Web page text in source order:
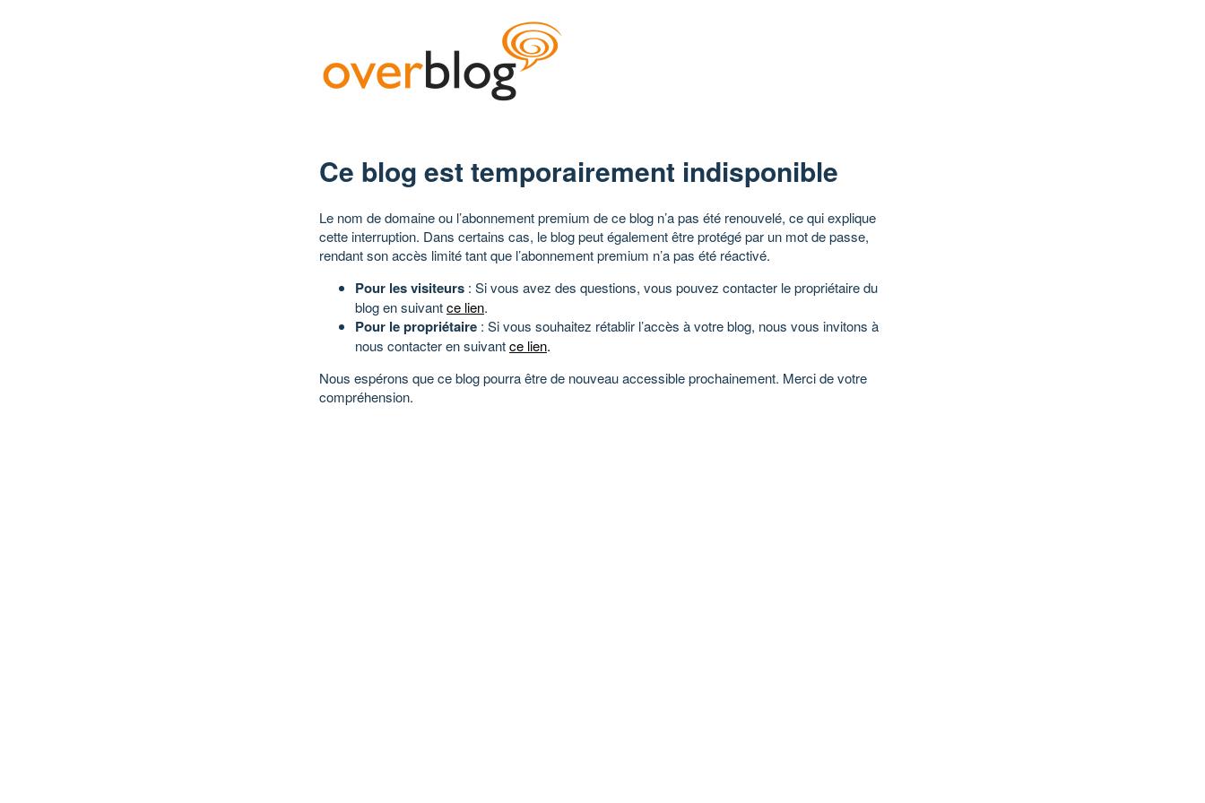
Ce blog est temporairement indisponible
Le nom de domaine ou l’abonnement premium de ce blog n’a pas été renouvelé, ce qui explique
cette interruption. Dans certains cas, le blog peut également être protégé par un mot de passe,
rendant son accès limité tant que l’abonnement premium n’a pas été réactivé.
Pour les visiteurs : Si vous avez des questions, vous pouvez contacter le propriétaire du
blog en suivantce lien.
Pour le propriétaire : Si vous souhaitez rétablir l’accès à votre blog, nous vous invitons à
nous contacter en suivantce lien.
Nous espérons que ce blog pourra être de nouveau accessible prochainement. Merci de votre
compréhension.